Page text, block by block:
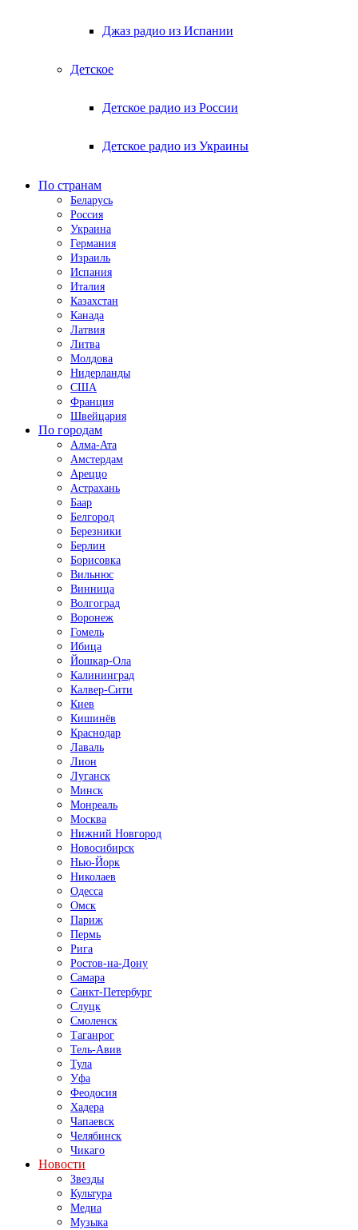
Джаз радио из Испании
Детское
Детское радио из России
Детское радио из Украины
По странам
Беларусь
Россия
Украина
Германия
Израиль
Испания
Италия
Казахстан
Канада
Латвия
Литва
Молдова
Нидерланды
США
Франция
Швейцария
По городам
Алма-Ата
Амстердам
Ареццо
Астрахань
Баар
Белгород
Березники
Берлин
Борисовка
Вильнюс
Винница
Волгоград
Воронеж
Гомель
Ибица
Йошкар-Ола
Калининград
Калвер-Сити
Киев
Кишинёв
Краснодар
Лаваль
Лион
Луганск
Минск
Монреаль
Москва
Нижний Новгород
Новосибирск
Нью-Йорк
Николаев
Одесса
Омск
Париж
Пермь
Рига
Ростов-на-Дону
Самара
Санкт-Петербург
Слуцк
Смоленск
Таганрог
Тель-Авив
Тула
Уфа
Феодосия
Хадера
Чапаевск
Челябинск
Чикаго
Новости
Звезды
Культура
Медиа
Музыка